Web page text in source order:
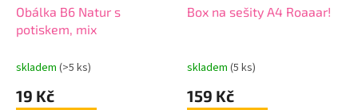
Obálka B6 Natur s
potiskem, mix
skladem (>5 ks)
19 Kč
Box na sešity A4 Roaaar!
skladem (5 ks)
159 Kč